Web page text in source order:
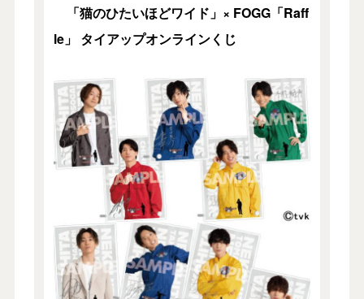
「猫のひたいほどワイド」× FOGG「Raff
le」 タイアップオンラインくじ